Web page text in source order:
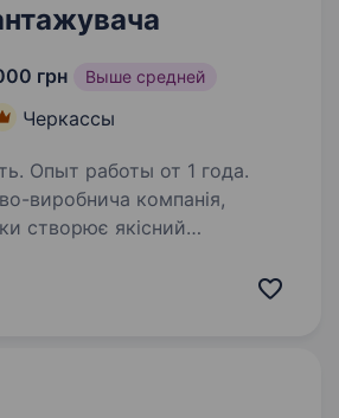
грн Выше средней
Черкассы
Опыт работы от 1 года.
виробнича компанія,
створює якісний